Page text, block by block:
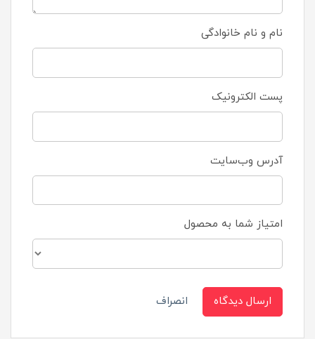
نام و نام خانوادگی
پست الکترونیک
آدرس وب‌سایت
امتیاز شما به محصول
ارسال دیدگاه انصراف